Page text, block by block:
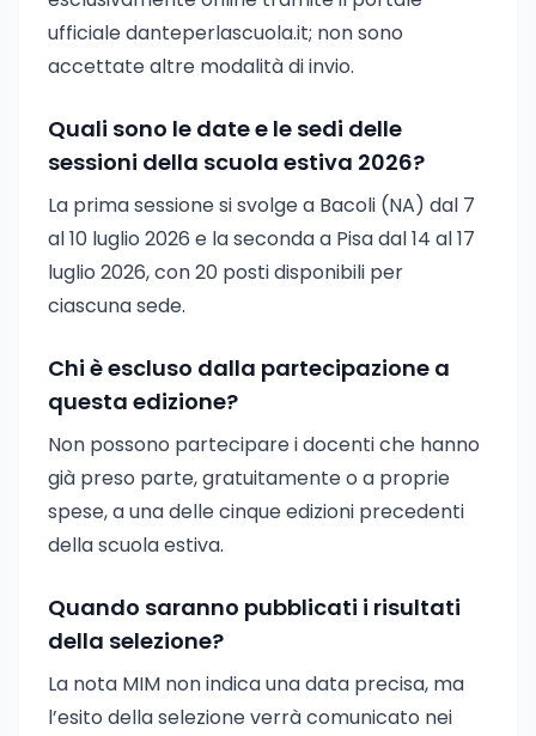
ufficiale danteperlascuola.it; non sono
accettate altre modalità di invio.
Quali sono le date e le sedi delle
sessioni della scuola estiva 2026?
La prima sessione si svolge a Bacoli (NA) dal 7
al 10 luglio 2026 e la seconda a Pisa dal 14 al 17
luglio 2026, con 20 posti disponibili per
ciascuna sede.
Chi è escluso dalla partecipazione a
questa edizione?
Non possono partecipare i docenti che hanno
già preso parte, gratuitamente o a proprie
spese, a una delle cinque edizioni precedenti
della scuola estiva.
Quando saranno pubblicati i risultati
della selezione?
La nota MIM non indica una data precisa, ma
l’esito della selezione verrà comunicato nei